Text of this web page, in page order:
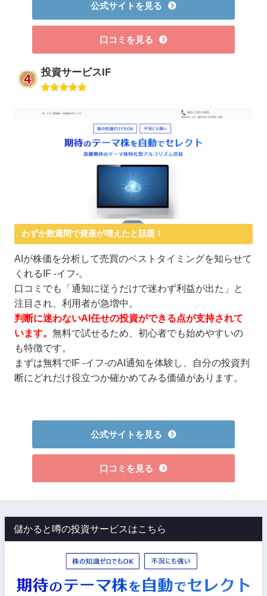
公式サイトを見る
口コミを見る
投資サービスIF
わずか数週間で資産が増えたと話題！
AIが株価を分析して売買のベストタイミングを知らせて
くれるIF -イフ-。
口コミでも「通知に従うだけで迷わず利益が出た」と
注目され、利用者が急増中。
判断に迷わないAI任せの投資ができる点が支持されて
います。無料で試せるため、初心者でも始めやすいの
も特徴です。
まずは無料でIF -イフ-のAI通知を体験し、自分の投資判
断にどれだけ役立つか確かめてみる価値があります。
公式サイトを見る
口コミを見る
儲かると噂の投資サービスはこちら